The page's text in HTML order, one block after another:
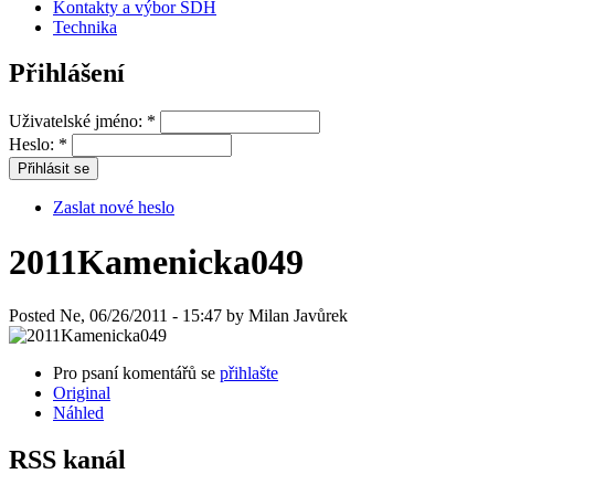
Kontakty a výbor SDH
Technika
Přihlášení
Uživatelské jméno: *
Heslo: *
Zaslat nové heslo
2011Kamenicka049
Posted Ne, 06/26/2011 - 15:47 by Milan Javůrek
Pro psaní komentářů se přihlašte
Original
Náhled
RSS kanál